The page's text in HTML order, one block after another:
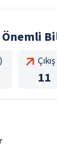
Önemli
11